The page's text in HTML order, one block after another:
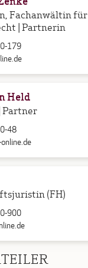
Fachanwältin für
| Partnerin
179
Held
Partner
48
(FH)
900